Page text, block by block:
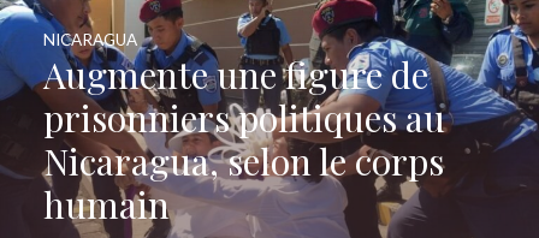
Augmente une figure de
prisonniers politiques au
Nicaragua, selon le corps
humain
NICARAGUA